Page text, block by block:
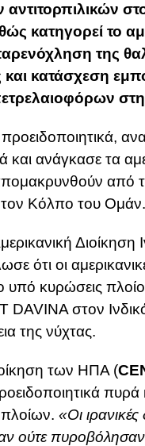
αντιτορπιλικών
κατηγορεί το
της
κατάσχεση
και ανάγκασε τα
από
Κόλπο του Ομάν.
Διοίκηση
ότι οι
υπό κυρώσεις
DAVINA στον
της νύχτας.
των ΗΠΑ (
«Οι ιρανικές
ούτε